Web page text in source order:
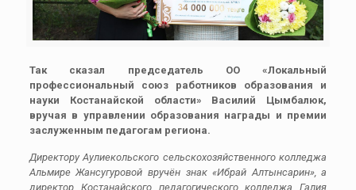
Так сказал председатель ОО «Локальный
профессиональный союз работников образования и
науки Костанайской области» Василий Цымбалюк,
вручая в управлении образования награды и премии
заслуженным педагогам региона.
Директору Аулиекольского сельскохозяйственного колледжа
Альмире Жансугуровой вручён знак «Ибрай Алтынсарин», а
директор Костанайского педагогического колледжа Галия